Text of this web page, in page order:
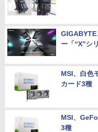
ー「“X”シ
MSI、白色
カード3種
MSI、
3種